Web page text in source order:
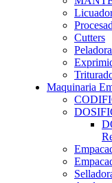
Cutters
Maquinaria